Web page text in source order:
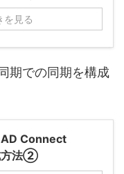
を見る
期での同期を構成
Connect
方法②